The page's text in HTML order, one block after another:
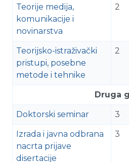
Teorije medija,
komunikacije i
novinarstva
2
Teorijsko-istraživački
pristupi, posebne
metode i tehnike
2
Druga
Doktorski seminar 3
Izrada i javna odbrana
nacrta prijave
disertacije
3